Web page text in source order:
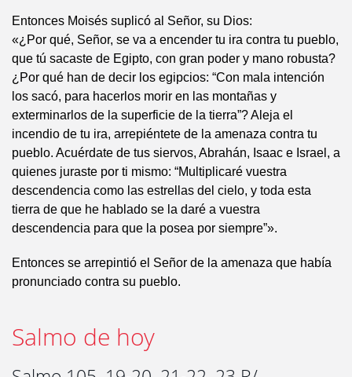
Entonces Moisés suplicó al Señor, su Dios:
«¿Por qué, Señor, se va a encender tu ira contra tu pueblo,
que tú sacaste de Egipto, con gran poder y mano robusta?
¿Por qué han de decir los egipcios: “Con mala intención
los sacó, para hacerlos morir en las montañas y
exterminarlos de la superficie de la tierra”? Aleja el
incendio de tu ira, arrepiéntete de la amenaza contra tu
pueblo. Acuérdate de tus siervos, Abrahán, Isaac e Israel, a
quienes juraste por ti mismo: “Multiplicaré vuestra
descendencia como las estrellas del cielo, y toda esta
tierra de que he hablado se la daré a vuestra
descendencia para que la posea por siempre”».
Entonces se arrepintió el Señor de la amenaza que había
pronunciado contra su pueblo.
Salmo de hoy